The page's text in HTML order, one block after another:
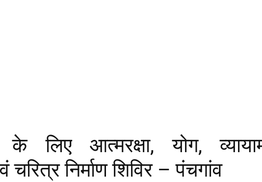
के लिए आत्मरक्षा, योग,
चरित्र निर्माण शिविर – पंचगांव